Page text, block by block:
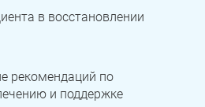
в восстановлении
рекомендаций по
и поддержке